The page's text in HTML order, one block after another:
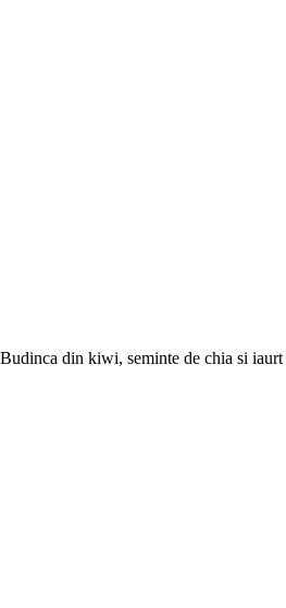
Budinca din kiwi, seminte de chia si iaurt